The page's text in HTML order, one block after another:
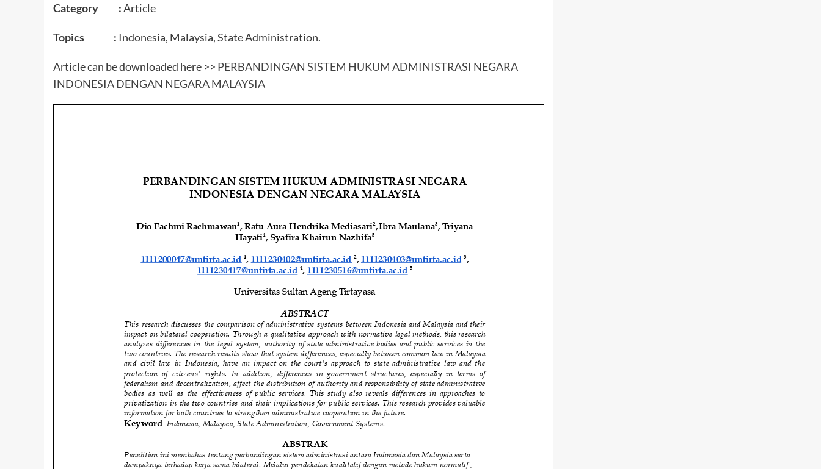
Category :Article
Topics : Indonesia, Malaysia, State Administration.
Article can be downloaded here >> PERBANDINGAN SISTEM HUKUM ADMINISTRASI NEGARA
INDONESIA DENGAN NEGARA MALAYSIA